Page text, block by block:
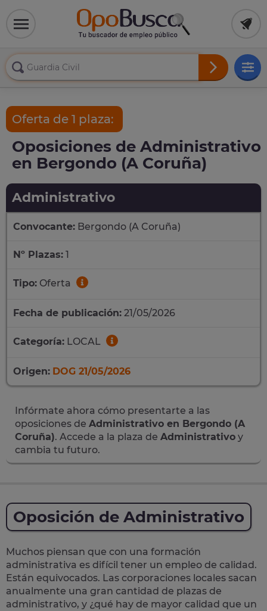
Oferta de 1 plaza:
Oposiciones de Administrativo
en Bergondo (A Coruña)
Administrativo
Convocante: Bergondo (A Coruña)
Nº Plazas: 1
Tipo: Oferta
Fecha de publicación: 21/05/2026
Categoría: LOCAL
Origen: DOG 21/05/2026
Infórmate ahora cómo presentarte a las
oposiciones de Administrativo en Bergondo (A
Coruña). Accede a la plaza de Administrativo y
cambia tu futuro.
Oposición de Administrativo
Muchos piensan que con una formación
administrativa es difícil tener un empleo de calidad.
Están equivocados. Las corporaciones locales sacan
anualmente una gran cantidad de plazas de
administrativo, y ¿qué hay de mayor calidad que un